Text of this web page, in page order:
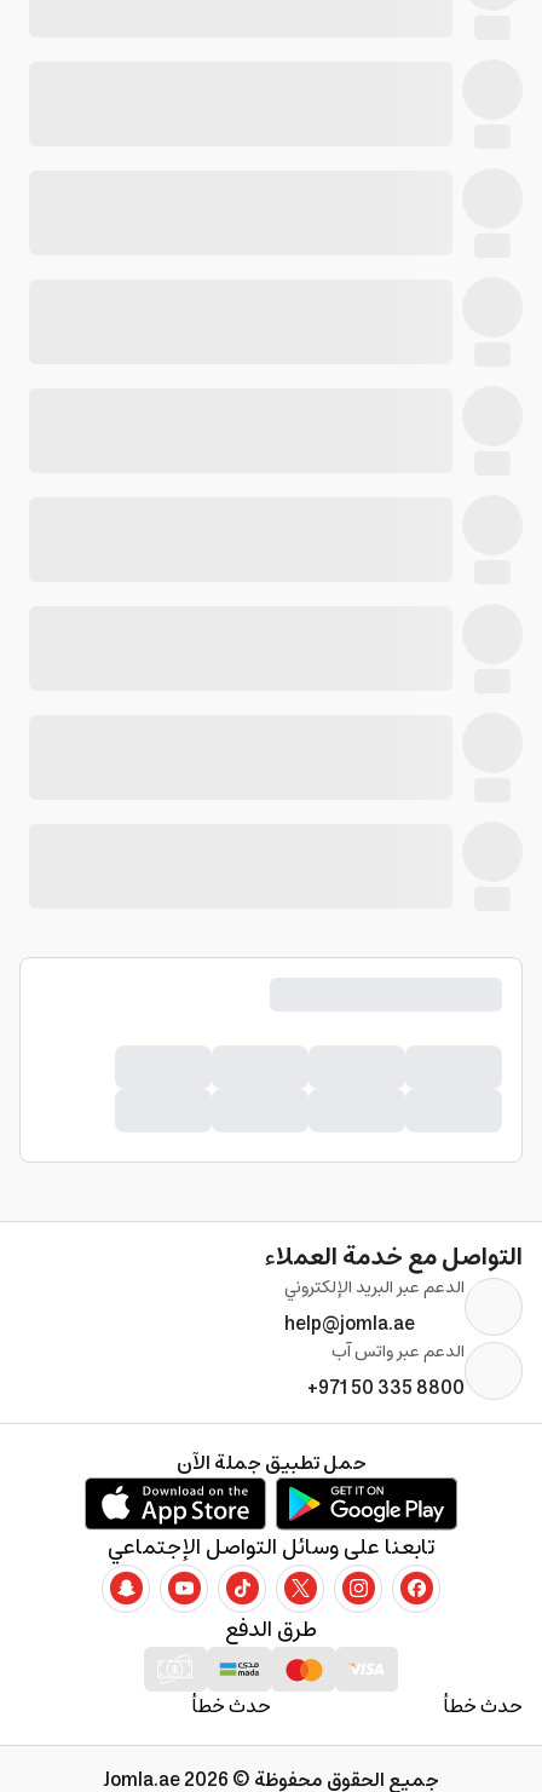
التواصل مع خدمة العملاء
الدعم عبر البريد الإلكتروني
help@jomla.ae
الدعم عبر واتس آب
+971 50 335 8800
حدث خطأ حدث خطأ
طرق الدفع
تابعنا على وسائل التواصل الإجتماعي
حمل تطبيق جملة الآن
جميع الحقوق محفوظة © 2026 Jomla.ae